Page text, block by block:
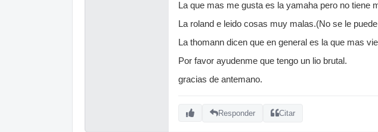
La que mas me gusta es la yamaha pero no tiene
La roland e leido cosas muy malas.(No se le
La thomann dicen que en general es la que mas
Por favor ayudenme que tengo un lio brutal.
gracias de antemano.
Responder Citar